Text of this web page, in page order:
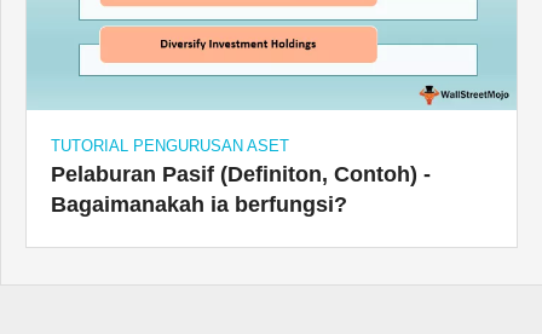
TUTORIAL PENGURUSAN ASET
Pelaburan Pasif (Definiton, Contoh) -
Bagaimanakah ia berfungsi?